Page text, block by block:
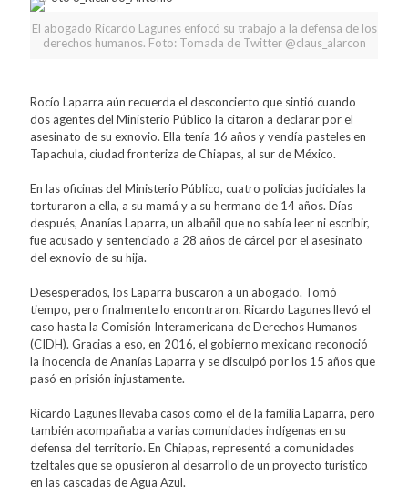
El abogado Ricardo Lagunes enfocó su trabajo a la defensa de los
derechos humanos. Foto: Tomada de Twitter @claus_alarcon
Rocío Laparra aún recuerda el desconcierto que sintió cuando
dos agentes del Ministerio Público la citaron a declarar por el
asesinato de su exnovio. Ella tenía 16 años y vendía pasteles en
Tapachula, ciudad fronteriza de Chiapas, al sur de México.
En las oficinas del Ministerio Público, cuatro policías judiciales la
torturaron a ella, a su mamá y a su hermano de 14 años. Días
después, Ananías Laparra, un albañil que no sabía leer ni escribir,
fue acusado y sentenciado a 28 años de cárcel por el asesinato
del exnovio de su hija.
Desesperados, los Laparra buscaron a un abogado. Tomó
tiempo, pero finalmente lo encontraron. Ricardo Lagunes llevó el
caso hasta la Comisión Interamericana de Derechos Humanos
(CIDH). Gracias a eso, en 2016, el gobierno mexicano reconoció
la inocencia de Ananías Laparra y se disculpó por los 15 años que
pasó en prisión injustamente.
Ricardo Lagunes llevaba casos como el de la familia Laparra, pero
también acompañaba a varias comunidades indígenas en su
defensa del territorio. En Chiapas, representó a comunidades
tzeltales que se opusieron al desarrollo de un proyecto turístico
en las cascadas de Agua Azul.